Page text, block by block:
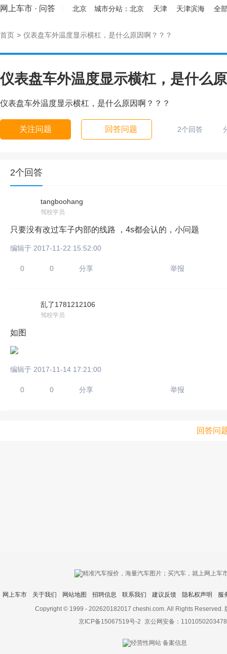
网上车市 · 问答 北京 城市分站： 北京 天津 天津滨海 全
首页 > 仪表盘车外温度显示横杠，是什么原因啊？？？
仪表盘车外温度显示横杠，是什么
仪表盘车外温度显示横杠，是什么原因啊？？？
关注问题 回答问题 2个回答
2个回答
tangboohang
驾校学员
只要没有改过车子内部的线路 ，4s都会认的，小问题
编辑于 2017-11-22 15:52:00
0 0 分享 举报
乱了1781212106
驾校学员
如图
编辑于 2017-11-14 17:21:00
0 0 分享 举报
回答问
上传图片最多
网上车市 关于我们 网站地图 招聘信息 联系我们 建议反馈 隐私权声明
服
Copyright © 1999 - 202620182017 cheshi.com. All Rights Reserved.
京ICP备15067519号-2 京公网安备：